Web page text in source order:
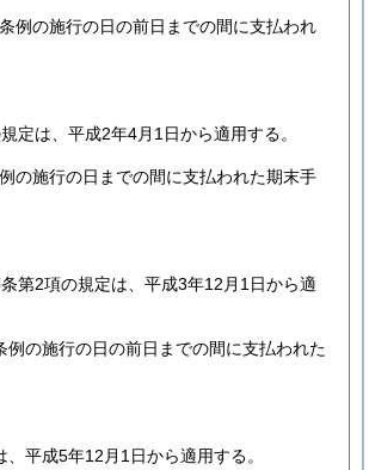
例の施行の日の前日までの間に支払われ
定は、平成2年4月1日から適用する。
の施行の日までの間に支払われた期末手
第2項の規定は、平成3年12月1日から適
の施行の日の前日までの間に支払われた
、平成5年12月1日から適用する。